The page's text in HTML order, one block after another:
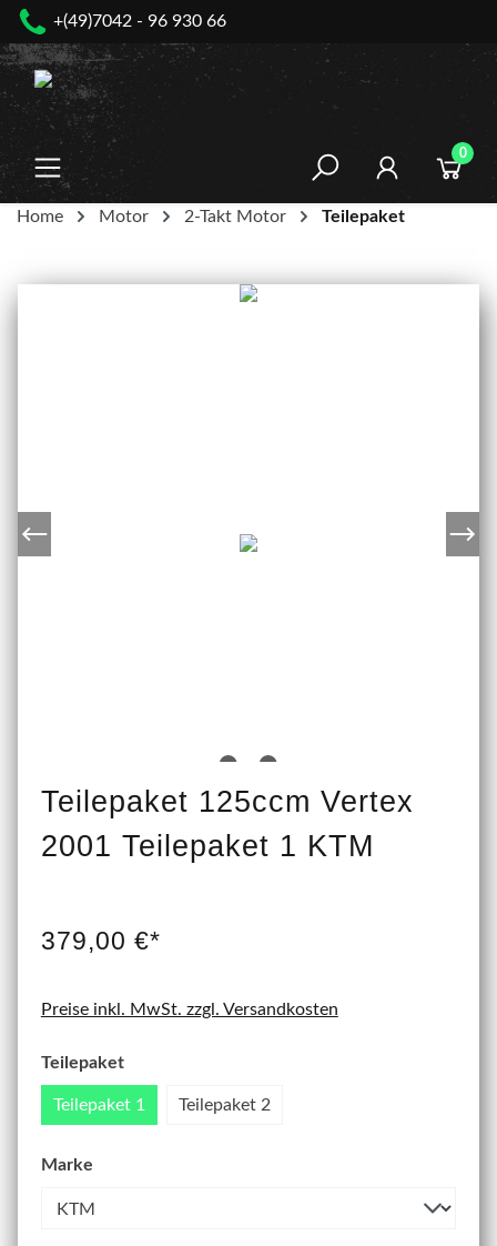
springen
+(49)7042 - 96 930 66
0
Home Motor 2-Takt Motor Teilepaket
Teilepaket 125ccm Vertex
2001 Teilepaket 1 KTM
379,00 €*
Preise inkl. MwSt. zzgl. Versandkosten
Teilepaket
Teilepaket 1 Teilepaket 2
Marke